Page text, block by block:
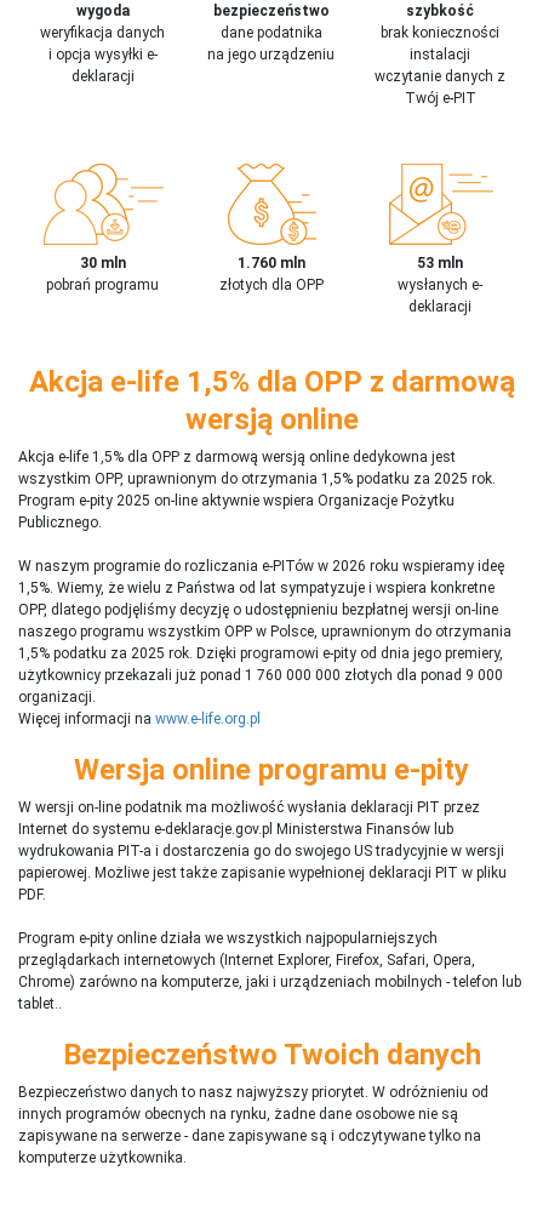
wygoda
weryfikacja danych
i opcja wysyłki e-
deklaracji
bezpieczeństwo
dane podatnika
na jego urządzeniu
szybkość
brak konieczności
instalacji
wczytanie danych z
Twój e-PIT
30 mln
pobrań programu
1.760 mln
złotych dla OPP
53 mln
wysłanych e-
deklaracji
Akcja e-life 1,5% dla OPP z darmową
wersją online
Akcja e-life 1,5% dla OPP z darmową wersją online dedykowna jest
wszystkim OPP, uprawnionym do otrzymania 1,5% podatku za 2025 rok.
Program e-pity 2025 on-line aktywnie wspiera Organizacje Pożytku
Publicznego.
W naszym programie do rozliczania e-PITów w 2026 roku wspieramy ideę
1,5%. Wiemy, że wielu z Państwa od lat sympatyzuje i wspiera konkretne
OPP, dlatego podjęliśmy decyzję o udostępnieniu bezpłatnej wersji on-line
naszego programu wszystkim OPP w Polsce, uprawnionym do otrzymania
1,5% podatku za 2025 rok. Dzięki programowi e-pity od dnia jego premiery,
użytkownicy przekazali już ponad 1 760 000 000 złotych dla ponad 9 000
organizacji.
Więcej informacji na www.e-life.org.pl
Wersja online programu e-pity
W wersji on-line podatnik ma możliwość wysłania deklaracji PIT przez
Internet do systemu e-deklaracje.gov.pl Ministerstwa Finansów lub
wydrukowania PIT-a i dostarczenia go do swojego US tradycyjnie w wersji
papierowej. Możliwe jest także zapisanie wypełnionej deklaracji PIT w pliku
PDF.
Program e-pity online działa we wszystkich najpopularniejszych
przeglądarkach internetowych (Internet Explorer, Firefox, Safari, Opera,
Chrome) zarówno na komputerze, jaki i urządzeniach mobilnych - telefon lub
tablet..
Bezpieczeństwo Twoich danych
Bezpieczeństwo danych to nasz najwyższy priorytet. W odróżnieniu od
innych programów obecnych na rynku, żadne dane osobowe nie są
zapisywane na serwerze - dane zapisywane są i odczytywane tylko na
komputerze użytkownika.